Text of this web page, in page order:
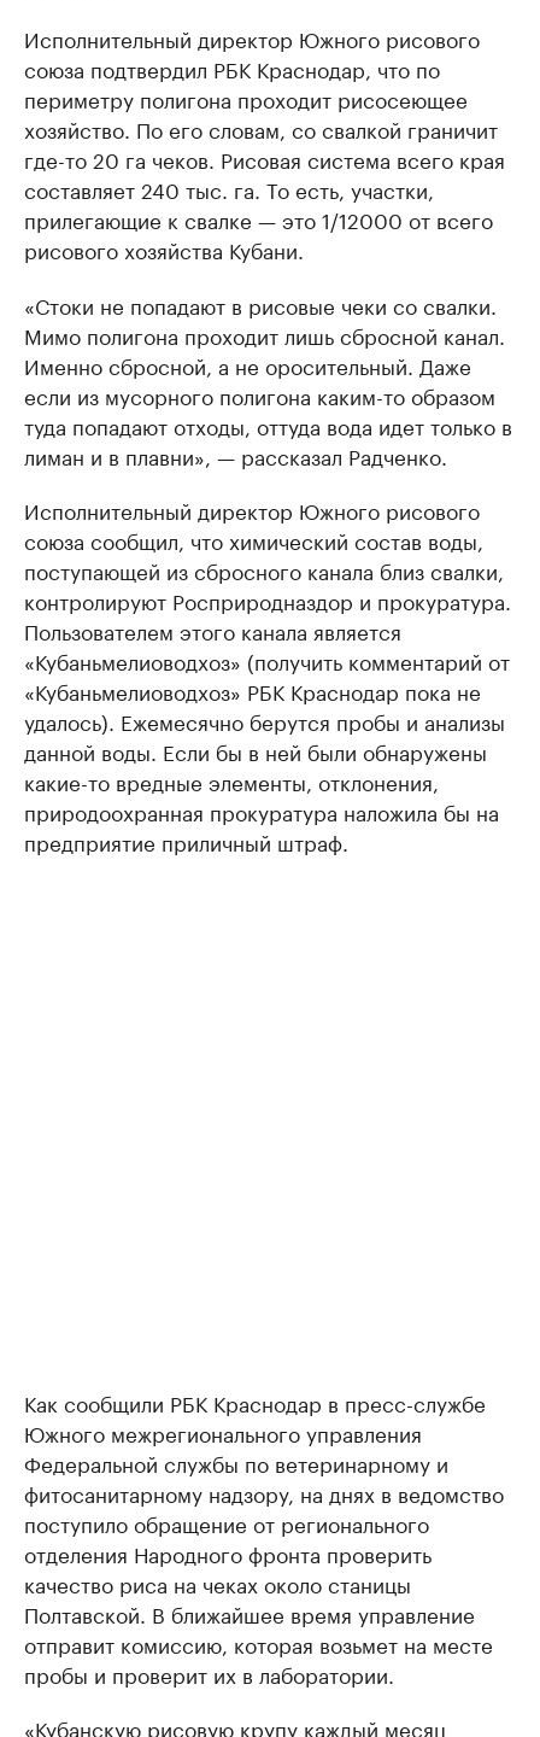
Исполнительный директор Южного рисового
союза подтвердил РБК Краснодар, что по
периметру полигона проходит рисосеющее
хозяйство. По его словам, со свалкой граничит
где-то 20 га чеков. Рисовая система всего края
составляет 240 тыс. га. То есть, участки,
прилегающие к свалке — это 1/12000 от всего
рисового хозяйства Кубани.
«Стоки не попадают в рисовые чеки со свалки.
Мимо полигона проходит лишь сбросной канал.
Именно сбросной, а не оросительный. Даже
если из мусорного полигона каким-то образом
туда попадают отходы, оттуда вода идет только в
лиман и в плавни», — рассказал Радченко.
Исполнительный директор Южного рисового
союза сообщил, что химический состав воды,
поступающей из сбросного канала близ свалки,
контролируют Росприродназдор и прокуратура.
Пользователем этого канала является
«Кубаньмелиоводхоз» (получить комментарий от
«Кубаньмелиоводхоз» РБК Краснодар пока не
удалось). Ежемесячно берутся пробы и анализы
данной воды. Если бы в ней были обнаружены
какие-то вредные элементы, отклонения,
природоохранная прокуратура наложила бы на
предприятие приличный штраф.
Как сообщили РБК Краснодар в пресс-службе
Южного межрегионального управления
Федеральной службы по ветеринарному и
фитосанитарному надзору, на днях в ведомство
поступило обращение от регионального
отделения Народного фронта проверить
качество риса на чеках около станицы
Полтавской. В ближайшее время управление
отправит комиссию, которая возьмет на месте
пробы и проверит их в лаборатории.
«Кубанскую рисовую крупу каждый месяц